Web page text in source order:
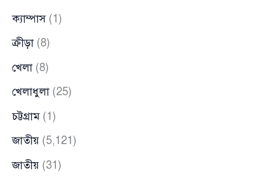
ক্যাম্পাস(1)
ক্রীড়া (8)
খেলা (8)
খেলাধুলা (25)
চট্টগ্রাম (1)
জাতীয় (5,121)
জাতীয় (31)